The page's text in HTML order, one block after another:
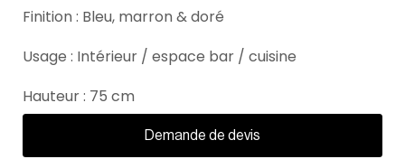
Finition : Bleu, marron & doré
Usage : Intérieur / espace bar / cuisine
Hauteur : 75 cm
Demande de devis